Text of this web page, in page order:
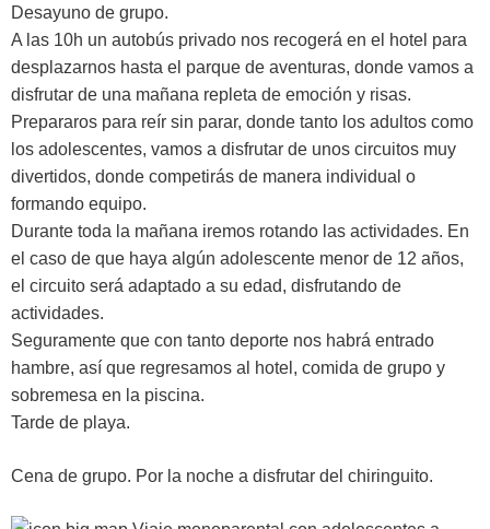
Desayuno de grupo.
A las 10h un autobús privado nos recogerá en el hotel para
desplazarnos hasta el parque de aventuras, donde vamos a
disfrutar de una mañana repleta de emoción y risas.
Prepararos para reír sin parar, donde tanto los adultos como
los adolescentes, vamos a disfrutar de unos circuitos muy
divertidos, donde competirás de manera individual o
formando equipo.
Durante toda la mañana iremos rotando las actividades. En
el caso de que haya algún adolescente menor de 12 años,
el circuito será adaptado a su edad, disfrutando de
actividades.
Seguramente que con tanto deporte nos habrá entrado
hambre, así que regresamos al hotel, comida de grupo y
sobremesa en la piscina.
Tarde de playa.
Cena de grupo. Por la noche a disfrutar del chiringuito.